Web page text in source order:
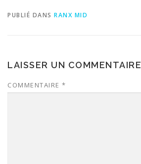
PUBLIÉ DANS RANX MID
LAISSER UN COMMENTAIRE
COMMENTAIRE *